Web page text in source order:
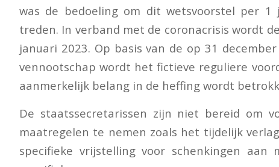
was de bedoeling om dit wetsvoorstel per
treden. In verband met de coronacrisis wordt
januari 2023. Op basis van de op 31
vennootschap wordt het fictieve reguliere
aanmerkelijk belang in de heffing wordt
De staatssecretarissen zijn niet bereid om
maatregelen te nemen zoals het tijdelijk
specifieke vrijstelling voor schenkingen aan